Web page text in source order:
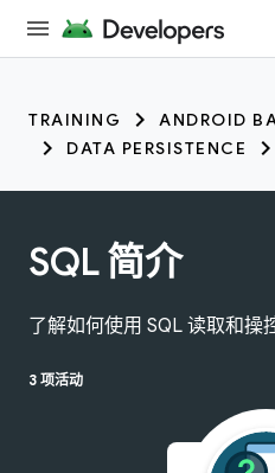
TRAINING
ANDROID
DATA PERSISTENCE
SQL 简介
了解如何使用 SQL 读取和操
3 项活动